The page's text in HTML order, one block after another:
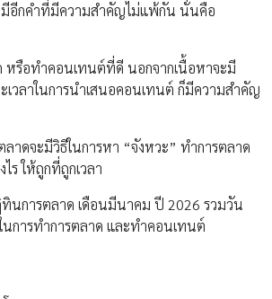
มีอีกคำที่มีความสำคัญไม่แพ้กัน นั่นคือ
หรือทำคอนเทนต์ที่ดี นอกจากเนื้อหาจะมี
เวลาในการนำเสนอคอนเทนต์ ก็มีความสำคัญ
าดจะมีวิธีในการหา “จังหวะ” ทำการตลาด
ร ให้ถูกที่ถูกเวลา
นการตลาด เดือนมีนาคม ปี 2026 รวมวัน
การทำการตลาด และทำคอนเทนต์